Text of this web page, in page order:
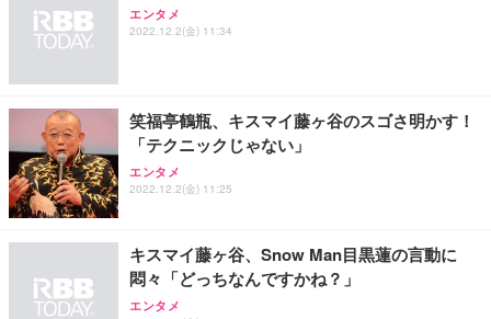
エンタメ
2022.12.2(金) 11:34
笑福亭鶴瓶、キスマイ藤ヶ谷のスゴさ明かす！
「テクニックじゃない」
エンタメ
2022.12.2(金) 11:25
キスマイ藤ヶ谷、Snow Man目黒蓮の言動に
悶々「どっちなんですかね？」
エンタメ